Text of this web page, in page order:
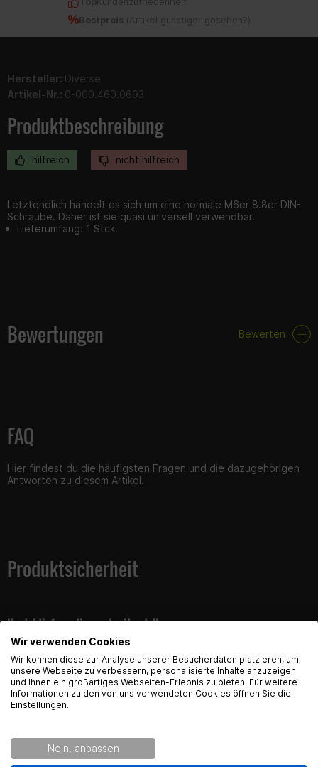
Bestpreis ( Artikel günstiger gesehen? )
Hersteller: Diverse
Artikel-Nr.: 0-000.460.0693
Produktbeschreibung
hilfreich nicht hilfreich
Letztendlich handelt es sich um eine normale M6er 8.8er DIN-
Schraube. Daher ist sie quasi universell verwendbar.
Lieferumfang: 1 Stck.
Bewertungen Bewerten
FAQ
Hier findest du die häufigsten Fragen und die dazugehörigen
Antworten zu diesem Artikel.
Produktsicherheit
Kontaktinformationen des Herstellers:
Gearparts GmbH
Im Langgewann 5-7
65719 Hofheim am Taunus
Kontakt:support@gearpart24.de
English Language recognized
Hey! Our Shop recognized that you are from USA.
Would you like to see the english Version of Radical
Wir verwenden Cookies
Wir können diese zur Analyse unserer Besucherdaten platzieren, um
unsere Webseite zu verbessern, personalisierte Inhalte anzuzeigen
und Ihnen ein großartiges Webseiten-Erlebnis zu bieten. Für weitere
Informationen zu den von uns verwendeten Cookies öffnen Sie die
Einstellungen.
Nein, anpassen